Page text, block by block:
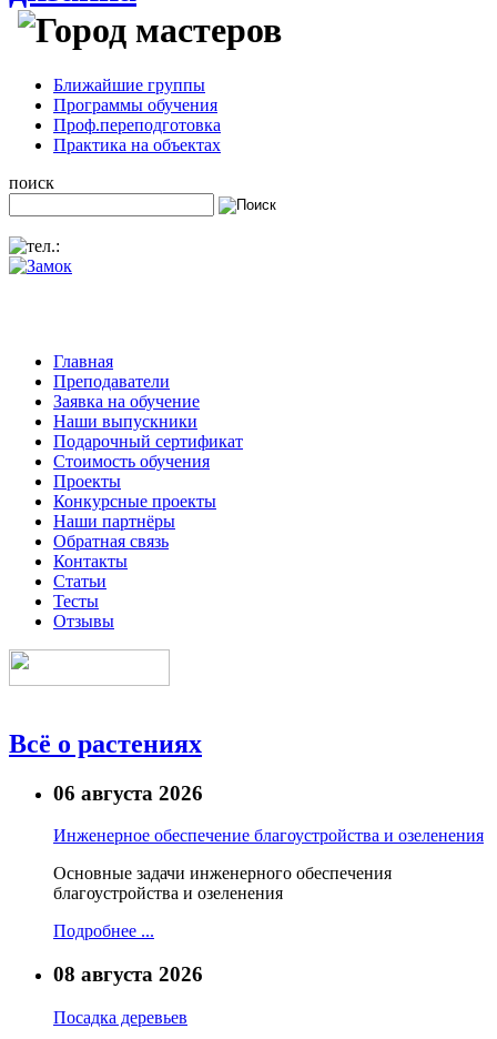
Ближайшие группы
Программы обучения
Проф.переподготовка
Практика на объектах
поиск
Главная
Преподаватели
Заявка на обучение
Наши выпускники
Подарочный сертификат
Стоимость обучения
Проекты
Конкурсные проекты
Наши партнёры
Обратная связь
Контакты
Статьи
Тесты
Отзывы
Всё о растениях
06 августа 2026
Инженерное обеспечение благоустройства и озеленения
Основные задачи инженерного обеспечения
благоустройства и озеленения
Подробнее ...
08 августа 2026
Посадка деревьев